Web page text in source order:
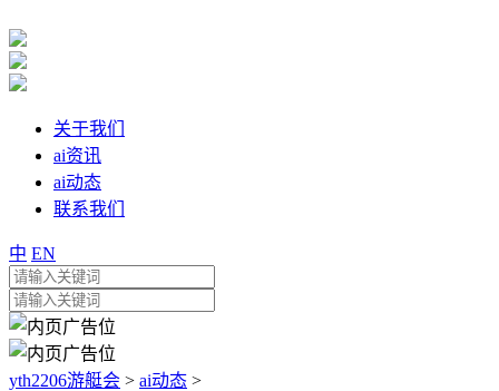
关于我们
ai资讯
ai动态
联系我们
中 EN
yth2206游艇会 > ai动态 >